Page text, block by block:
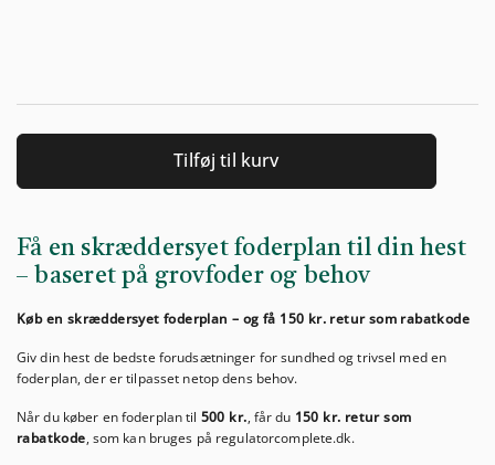
Tilføj til kurv
Få en skræddersyet foderplan til din hest
– baseret på grovfoder og behov
Køb en skræddersyet foderplan – og få 150 kr. retur som rabatkode
Giv din hest de bedste forudsætninger for sundhed og trivsel med en
foderplan, der er tilpasset netop dens behov.
Når du køber en foderplan til 500 kr., får du 150 kr. retur som
rabatkode, som kan bruges på regulatorcomplete.dk.